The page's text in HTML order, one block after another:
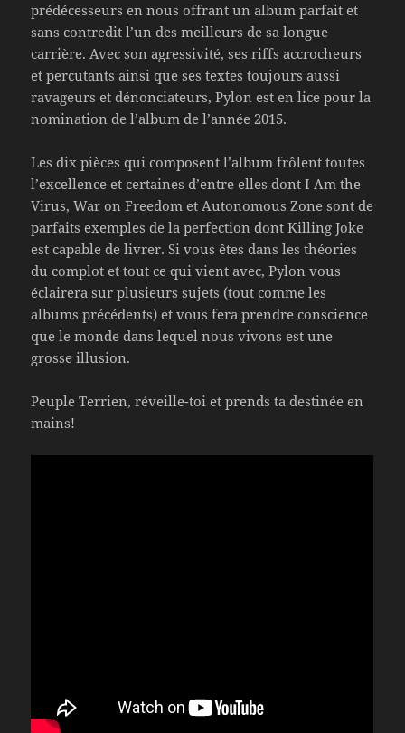
prédécesseurs en nous offrant un album parfait et
sans contredit l’un des meilleurs de sa longue
carrière. Avec son agressivité, ses riffs accrocheurs
et percutants ainsi que ses textes toujours aussi
ravageurs et dénonciateurs, Pylon est en lice pour la
nomination de l’album de l’année 2015.
Les dix pièces qui composent l’album frôlent toutes
l’excellence et certaines d’entre elles dont I Am the
Virus, War on Freedom et Autonomous Zone sont de
parfaits exemples de la perfection dont Killing Joke
est capable de livrer. Si vous êtes dans les théories
du complot et tout ce qui vient avec, Pylon vous
éclairera sur plusieurs sujets (tout comme les
albums précédents) et vous fera prendre conscience
que le monde dans lequel nous vivons est une
grosse illusion.
Peuple Terrien, réveille-toi et prends ta destinée en
mains!